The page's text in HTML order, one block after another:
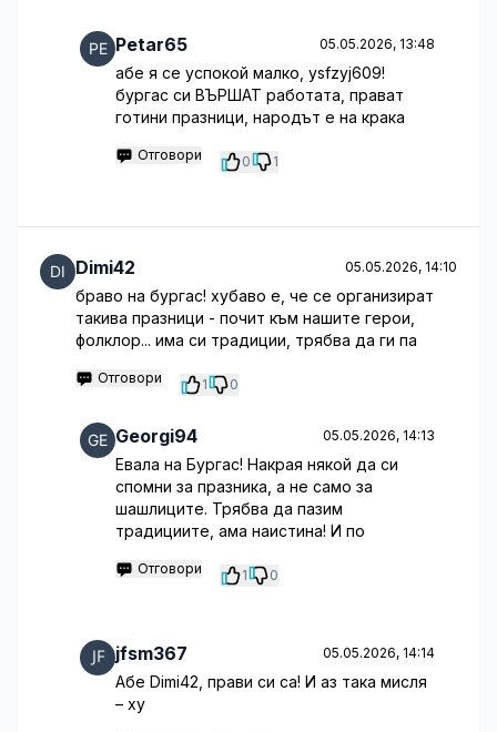
Petar65 05.05.2026, 13:48
абе я се успокой малко, ysfzyj609!
бургас си ВЪРШАТ работата, прават
готини празници, народът е на крака
Отговори 0 1
Dimi42 05.05.2026, 14:10
браво на бургас! хубаво е, че се организират
такива празници - почит към нашите герои,
фолклор... има си традиции, трябва да ги па
Отговори 1 0
Georgi94 05.05.2026, 14:13
Евала на Бургас! Накрая някой да си
спомни за празника, а не само за
шашлиците. Трябва да пазим
традициите, ама наистина! И по
Отговори 1 0
jfsm367 05.05.2026, 14:14
Абе Dimi42, прави си са! И аз така мисля
– ху